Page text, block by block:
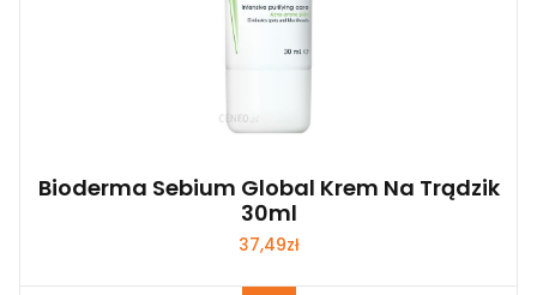
Bioderma Sebium Global Krem Na Trądzik
30ml
37,49zł